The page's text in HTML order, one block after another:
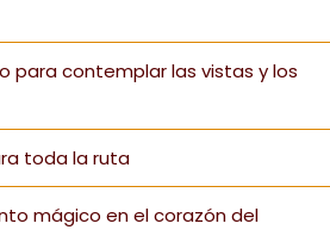
para contemplar las vistas y los
toda la ruta
mágico en el corazón del